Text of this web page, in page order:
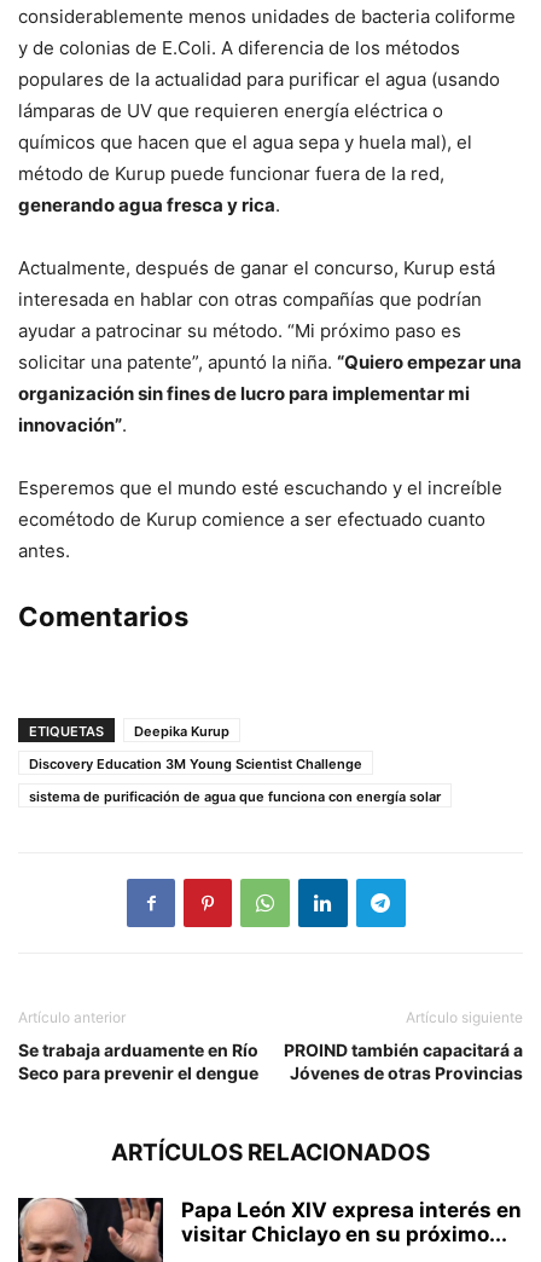
considerablemente menos unidades de bacteria coliforme
y de colonias de E.Coli. A diferencia de los métodos
populares de la actualidad para purificar el agua (usando
lámparas de UV que requieren energía eléctrica o
químicos que hacen que el agua sepa y huela mal), el
método de Kurup puede funcionar fuera de la red,
generando agua fresca y rica.
Actualmente, después de ganar el concurso, Kurup está
interesada en hablar con otras compañías que podrían
ayudar a patrocinar su método. “Mi próximo paso es
solicitar una patente”, apuntó la niña. “Quiero empezar una
organización sin fines de lucro para implementar mi
innovación”.
Esperemos que el mundo esté escuchando y el increíble
ecométodo de Kurup comience a ser efectuado cuanto
antes.
Comentarios
ETIQUETAS
Deepika Kurup
Discovery Education 3M Young Scientist Challenge
sistema de purificación de agua que funciona con energía solar
Artículo anterior
Se trabaja arduamente en Río
Seco para prevenir el dengue
Artículo siguiente
PROIND también capacitará a
Jóvenes de otras Provincias
ARTÍCULOS RELACIONADOS
Papa León XIV expresa interés en
visitar Chiclayo en su próximo...